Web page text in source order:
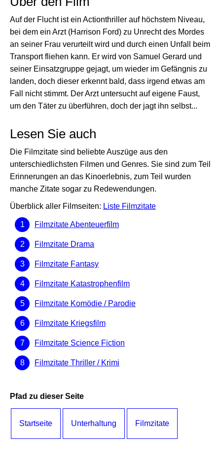
Auf der Flucht ist ein Actionthriller auf höchstem Niveau,
bei dem ein Arzt (Harrison Ford) zu Unrecht des Mordes
an seiner Frau verurteilt wird und durch einen Unfall beim
Transport fliehen kann. Er wird von Samuel Gerard und
seiner Einsatzgruppe gejagt, um wieder im Gefängnis zu
landen, doch dieser erkennt bald, dass irgend etwas am
Fall nicht stimmt. Der Arzt untersucht auf eigene Faust,
um den Täter zu überführen, doch der jagt ihn selbst...
Lesen Sie auch
Die Filmzitate sind beliebte Auszüge aus den
unterschiedlichsten Filmen und Genres. Sie sind zum Teil
Erinnerungen an das Kinoerlebnis, zum Teil wurden
manche Zitate sogar zu Redewendungen.
Überblick aller Filmseiten: Liste Filmzitate
Filmzitate Abenteuerfilm
Filmzitate Drama
Filmzitate Fantasy
Filmzitate Katastrophenfilm
Filmzitate Komödie / Parodie
Filmzitate Kriegsfilm
Filmzitate Science Fiction
Filmzitate Thriller / Krimi
Pfad zu dieser Seite
Startseite Unterhaltung Filmzitate